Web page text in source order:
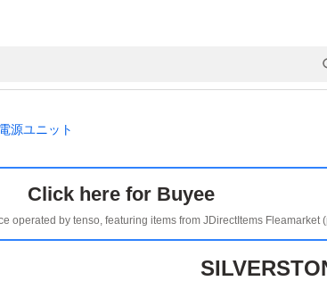
電源ユニット
Click here for Buyee
operated by tenso, featuring items from JDirectItems Fleamarket